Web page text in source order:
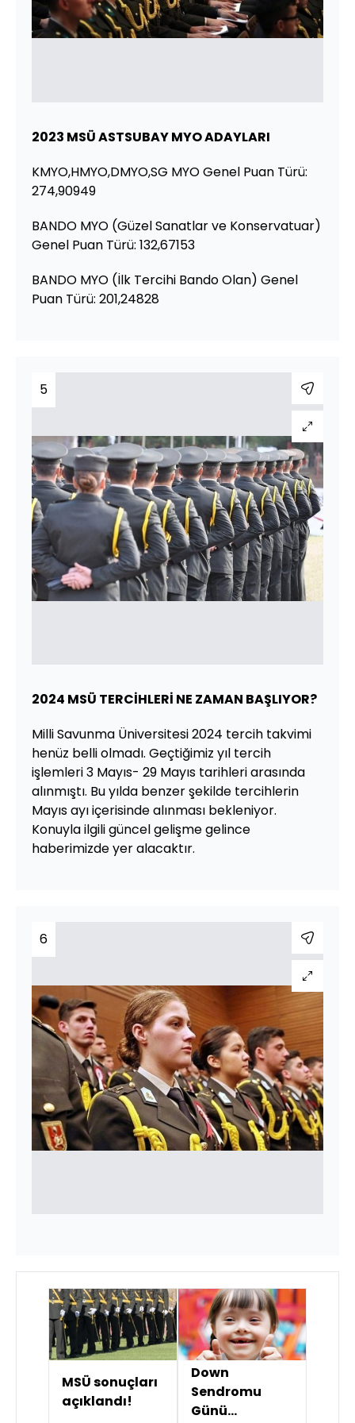
2023 MSÜ ASTSUBAY MYO ADAYLARI
KMYO,HMYO,DMYO,SG MYO Genel Puan Türü:
274,90949
BANDO MYO (Güzel Sanatlar ve Konservatuar)
Genel Puan Türü: 132,67153
BANDO MYO (İlk Tercihi Bando Olan) Genel
Puan Türü: 201,24828
5
2024 MSÜ TERCİHLERİ NE ZAMAN BAŞLIYOR?
Milli Savunma Üniversitesi 2024 tercih takvimi
henüz belli olmadı. Geçtiğimiz yıl tercih
işlemleri 3 Mayıs- 29 Mayıs tarihleri arasında
alınmıştı. Bu yılda benzer şekilde tercihlerin
Mayıs ayı içerisinde alınması bekleniyor.
Konuyla ilgili güncel gelişme gelince
haberimizde yer alacaktır.
6
MSÜ sonuçları
açıklandı!
Down
Sendromu
Günü